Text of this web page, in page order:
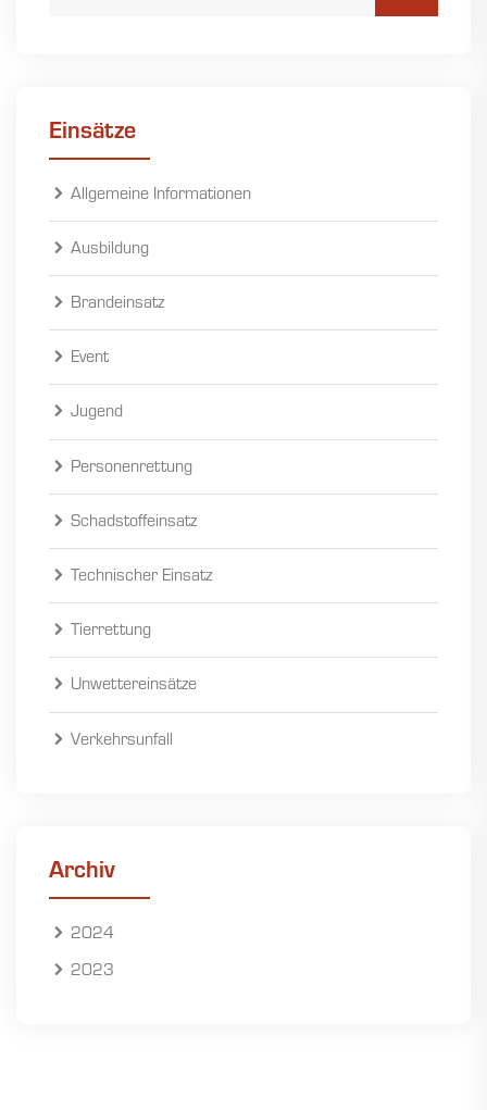
Einsätze
Allgemeine Informationen
Ausbildung
Brandeinsatz
Event
Jugend
Personenrettung
Schadstoffeinsatz
Technischer Einsatz
Tierrettung
Unwettereinsätze
Verkehrsunfall
Archiv
2024
2023